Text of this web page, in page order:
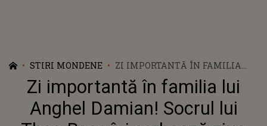
STIRI MONDENE
ZI IMPORTANTĂ ÎN FAMILIA
LUI ANGHEL DAMIAN! SOCRUL
LUI THEO ROSE ÎȘI SERBEAZĂ
ZIUA DE NAȘTERE
Zi importantă în familia lui
Anghel Damian! Socrul lui